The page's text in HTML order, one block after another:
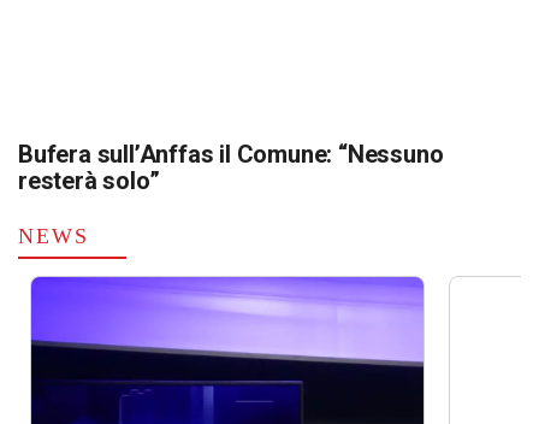
Bufera sull’Anffas il Comune: “Nessuno
resterà solo”
NEWS